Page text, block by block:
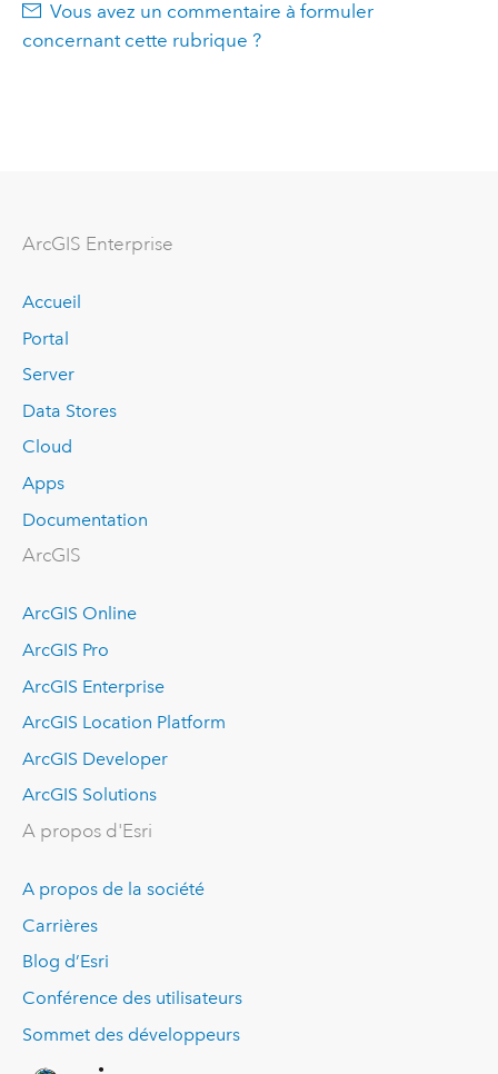
Vous avez un commentaire à formuler
concernant cette rubrique ?
ArcGIS Enterprise
Accueil
Portal
Server
Data Stores
Cloud
Apps
Documentation
ArcGIS
ArcGIS Online
ArcGIS Pro
ArcGIS Enterprise
ArcGIS Location Platform
ArcGIS Developer
ArcGIS Solutions
A propos d'Esri
A propos de la société
Carrières
Blog d’Esri
Conférence des utilisateurs
Sommet des développeurs